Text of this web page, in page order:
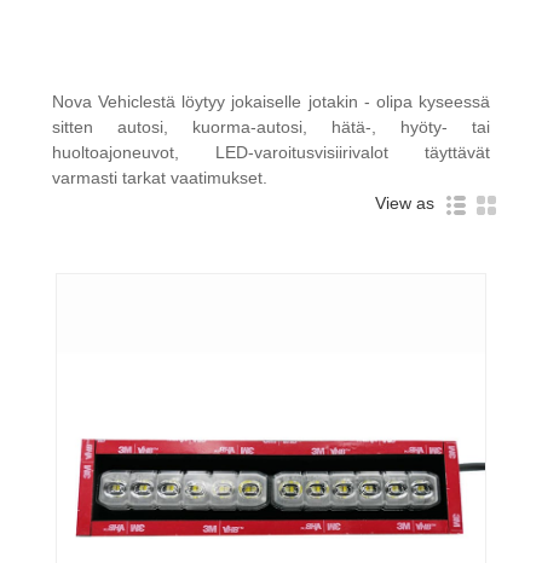
Nova Vehiclestä löytyy jokaiselle jotakin - olipa kyseessä
sitten autosi, kuorma-autosi, hätä-, hyöty- tai
huoltoajoneuvot, LED-varoitusvisiirivalot täyttävät
varmasti tarkat vaatimukset.
View as